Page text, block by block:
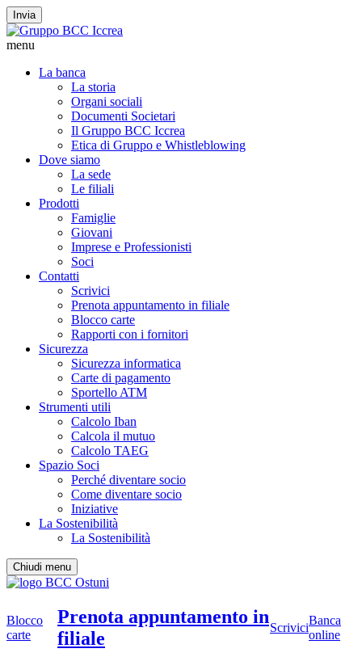
Invia
menu
La banca
La storia
Organi sociali
Documenti Societari
Il Gruppo BCC Iccrea
Etica di Gruppo e Whistleblowing
Dove siamo
La sede
Le filiali
Prodotti
Famiglie
Giovani
Imprese e Professionisti
Soci
Contatti
Scrivici
Prenota appuntamento in filiale
Blocco carte
Rapporti con i fornitori
Sicurezza
Sicurezza informatica
Carte di pagamento
Sportello ATM
Strumenti utili
Calcolo Iban
Calcola il mutuo
Calcolo TAEG
Spazio Soci
Perché diventare socio
Come diventare socio
Iniziative
La Sostenibilità
La Sostenibilità
Chiudi menu
Blocco
carte
Prenota appuntamento in
filiale
Scrivici
Banca
online